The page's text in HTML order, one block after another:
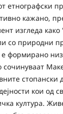
етнографски
кажано,
изгледа
со природни
е формирано
сочинуваат
стопански
кои од
култура.